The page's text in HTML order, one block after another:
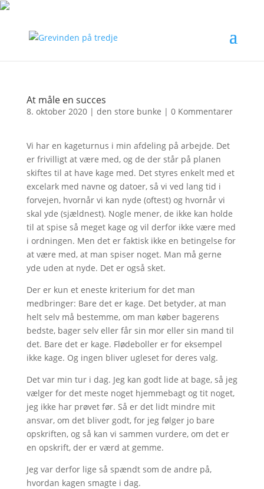
At måle en succes
8. oktober 2020| den store bunke | 0 Kommentarer
Vi har en kageturnus i min afdeling på arbejde. Det
er frivilligt at være med, og de der står på planen
skiftes til at have kage med. Det styres enkelt med et
excelark med navne og datoer, så vi ved lang tid i
forvejen, hvornår vi kan nyde (oftest) og hvornår vi
skal yde (sjældnest). Nogle mener, de ikke kan holde
til at spise så meget kage og vil derfor ikke være med
i ordningen. Men det er faktisk ikke en betingelse for
at være med, at man spiser noget. Man må gerne
yde uden at nyde. Det er også sket.
Der er kun et eneste kriterium for det man
medbringer: Bare det er kage. Det betyder, at man
helt selv må bestemme, om man køber bagerens
bedste, bager selv eller får sin mor eller sin mand til
det. Bare det er kage. Flødeboller er for eksempel
ikke kage. Og ingen bliver ugleset for deres valg.
Det var min tur i dag. Jeg kan godt lide at bage, så jeg
vælger for det meste noget hjemmebagt og tit noget,
jeg ikke har prøvet før. Så er det lidt mindre mit
ansvar, om det bliver godt, for jeg følger jo bare
opskriften, og så kan vi sammen vurdere, om det er
en opskrift, der er værd at gemme.
Jeg var derfor lige så spændt som de andre på,
hvordan kagen smagte i dag.